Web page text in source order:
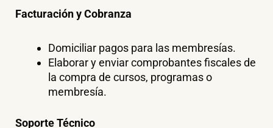
Facturación y Cobranza
Domiciliar pagos para las membresías.
Elaborar y enviar comprobantes fiscales de
la compra de cursos, programas o
membresía.
Soporte Técnico